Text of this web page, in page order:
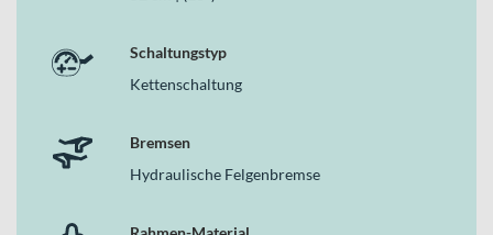
Schaltungstyp
Kettenschaltung
Bremsen
Hydraulische Felgenbremse